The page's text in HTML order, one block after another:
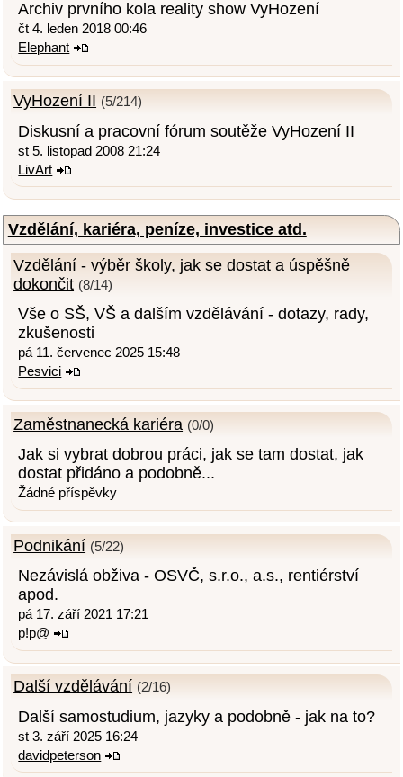
Archiv prvního kola reality show VyHození
čt 4. leden 2018 00:46
Elephant
VyHození II (5/214)
Diskusní a pracovní fórum soutěže VyHození II
st 5. listopad 2008 21:24
LivArt
Vzdělání, kariéra, peníze, investice atd.
Vzdělání - výběr školy, jak se dostat a úspěšně
dokončit (8/14)
Vše o SŠ, VŠ a dalším vzdělávání - dotazy, rady,
zkušenosti
pá 11. červenec 2025 15:48
Pesvici
Zaměstnanecká kariéra (0/0)
Jak si vybrat dobrou práci, jak se tam dostat, jak
dostat přidáno a podobně...
Žádné příspěvky
Podnikání (5/22)
Nezávislá obživa - OSVČ, s.r.o., a.s., rentiérství
apod.
pá 17. září 2021 17:21
p!p@
Další vzdělávání (2/16)
Další samostudium, jazyky a podobně - jak na to?
st 3. září 2025 16:24
davidpeterson